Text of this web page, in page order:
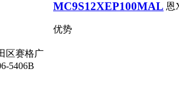
区赛格广
5406B
MC9S12XEP100MAL
优势
恩